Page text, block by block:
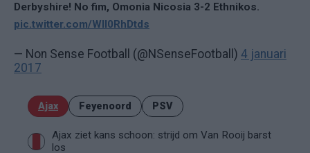
Derbyshire! No fim, Omonia Nicosia 3-2 Ethnikos.
pic.twitter.com/WIl0RhDtds
— Non Sense Football (@NSenseFootball) 4 januari
2017
Ajax Feyenoord PSV
Ajax ziet kans schoon: strijd om Van Rooij barst
los